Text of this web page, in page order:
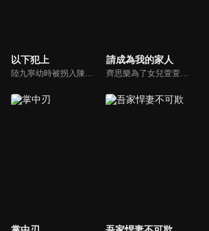
以下犯上
陸九寧幼時被拐入陳府為奴，與陳婉兒情同姊妹。婉兒入宮後遭姝王妃陷害身亡，九寧誓要雪冤。她在繡坊受辱卻憑才智自保，得皇叔允祕相助，查出姝王妃罪證。追查中更揭開陳府長年拐賣女子、勾結貪官的黑幕，婉兒亦因此遇害。九寧聯手允祕蒐證上呈，惡徒伏法，被拐女子獲救。
請成為我的家人
齊思樂為了女兒萱萱的手術費，需要拿下茂林策劃案訂單，苦纏茂林老闆宋皓宇。而宋皓宇也在帶兒子辰辰挑選生日禮物時，發現齊思樂身上有一枚和辰辰一樣的胸針。宋皓宇通過胸針的線索，逐漸確認了萱萱和辰辰的關係。為了能讓兩個孩子有圓滿的家庭，宋皓宇向齊思樂提出求婚，兩人自此走入前途未卜的婚姻。